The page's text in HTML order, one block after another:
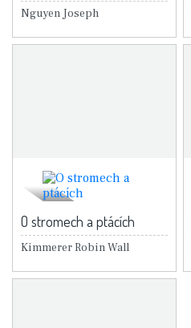
Nguyen Joseph
O stromech a ptácích
Kimmerer Robin Wall